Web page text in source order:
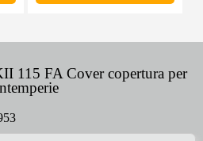
115 FA Cover copertura per